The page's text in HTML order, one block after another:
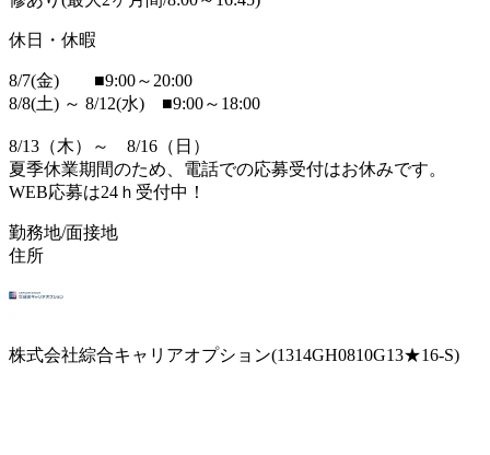
休日・休暇
8/7(金) ■9:00～20:00
8/8(土) ～ 8/12(水) ■9:00～18:00
8/13（木）～ 8/16（日）
夏季休業期間のため、電話での応募受付はお休みです。
WEB応募は24ｈ受付中！
勤務地/面接地
住所
株式会社綜合キャリアオプション(1314GH0810G13★16-S)